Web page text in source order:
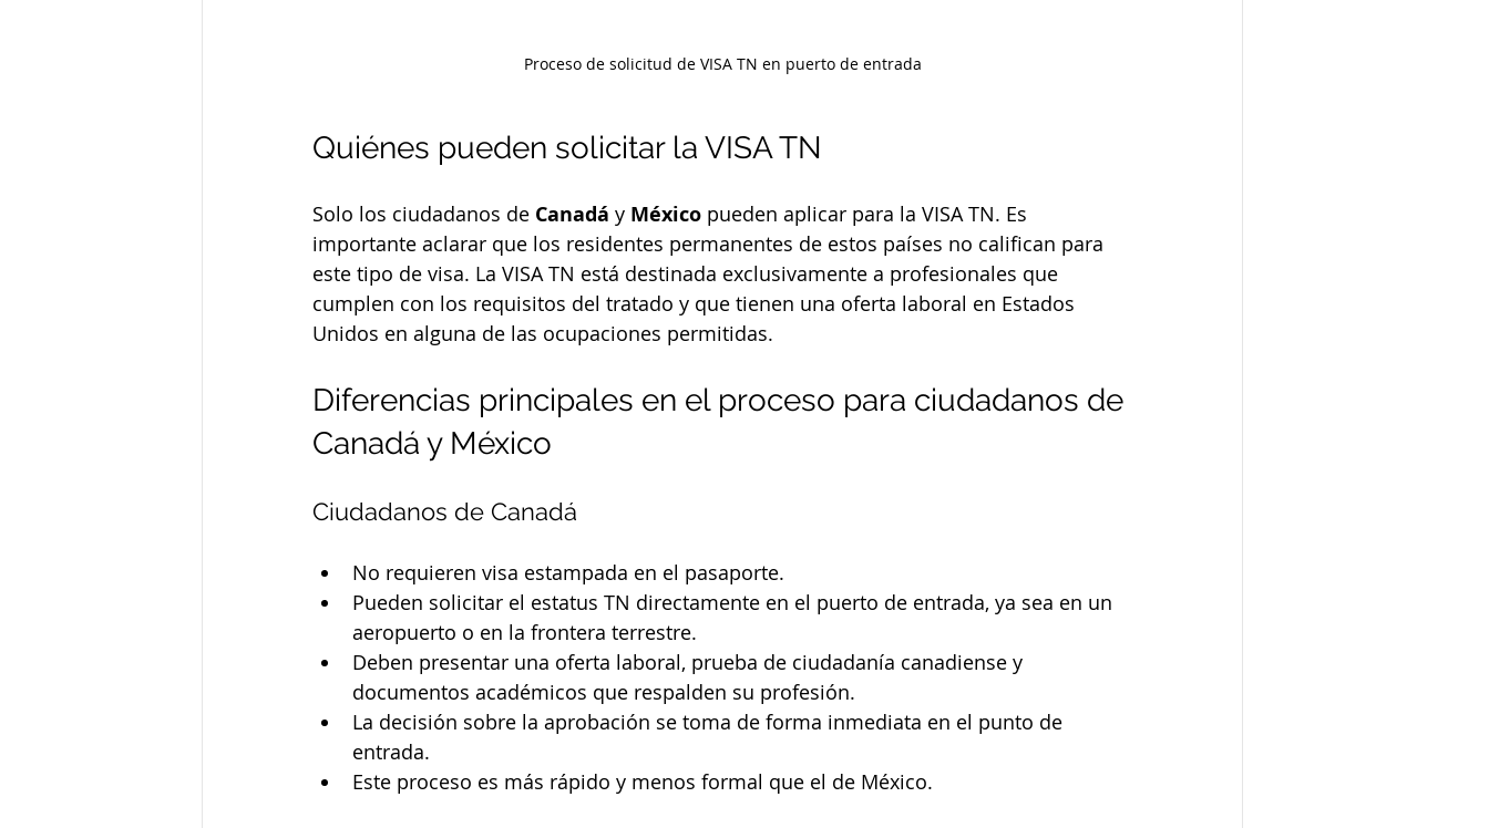
Proceso de solicitud de VISA TN en puerto de entrada
Quiénes pueden solicitar la VISA TN
Solo los ciudadanos de Canadá y México pueden aplicar para la VISA TN. Es
importante aclarar que los residentes permanentes de estos países no califican para
este tipo de visa. La VISA TN está destinada exclusivamente a profesionales que
cumplen con los requisitos del tratado y que tienen una oferta laboral en Estados
Unidos en alguna de las ocupaciones permitidas.
Diferencias principales en el proceso para ciudadanos de
Canadá y México
Ciudadanos de Canadá
No requieren visa estampada en el pasaporte.
Pueden solicitar el estatus TN directamente en el puerto de entrada, ya sea en un
aeropuerto o en la frontera terrestre.
Deben presentar una oferta laboral, prueba de ciudadanía canadiense y
documentos académicos que respalden su profesión.
La decisión sobre la aprobación se toma de forma inmediata en el punto de
entrada.
Este proceso es más rápido y menos formal que el de México.